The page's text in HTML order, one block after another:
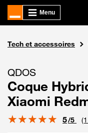
Boutique Orange
Tech et accessoires
QDOS
Coque
Xiaomi
Note
5/5